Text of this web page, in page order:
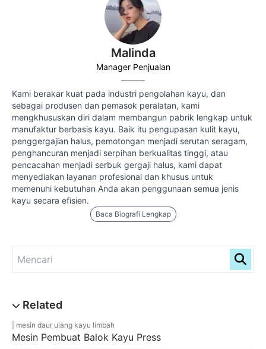
Malinda
Manager Penjualan
Kami berakar kuat pada industri pengolahan kayu, dan
sebagai produsen dan pemasok peralatan, kami
mengkhususkan diri dalam membangun pabrik lengkap untuk
manufaktur berbasis kayu. Baik itu pengupasan kulit kayu,
penggergajian halus, pemotongan menjadi serutan seragam,
penghancuran menjadi serpihan berkualitas tinggi, atau
pencacahan menjadi serbuk gergaji halus, kami dapat
menyediakan layanan profesional dan khusus untuk
memenuhi kebutuhan Anda akan penggunaan semua jenis
kayu secara efisien.
Baca Biografi Lengkap
mesin daur ulang kayu limbah
Mesin Pembuat Balok Kayu Press